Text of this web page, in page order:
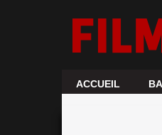
ACCUEIL